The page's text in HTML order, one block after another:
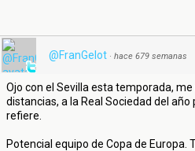
@FranGelot · hace 679 semanas
Ojo con el Sevilla esta temporada,
distancias, a la Real Sociedad del
refiere.
Potencial equipo de Copa de Europa.